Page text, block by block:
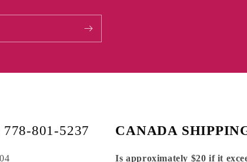
801-5237 CANADA
Is approximately $20 if it